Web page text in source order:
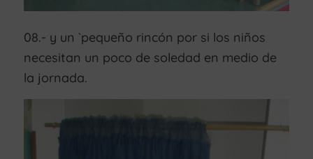
08.- y un `pequeño rincón por si los niños
necesitan un poco de soledad en medio de
la jornada.